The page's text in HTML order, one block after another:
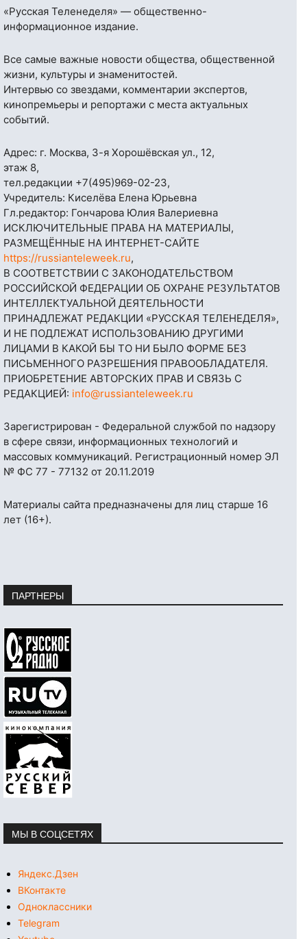
«Русская Теленеделя» — общественно-
информационное издание.
Все самые важные новости общества, общественной
жизни, культуры и знаменитостей.
Интервью со звездами, комментарии экспертов,
кинопремьеры и репортажи с места актуальных
событий.
Адрес: г. Москва, 3-я Хорошёвская ул., 12,
этаж 8,
тел.редакции +7(495)969-02-23,
Учредитель: Киселёва Елена Юрьевна
Гл.редактор: Гончарова Юлия Валериевна
ИСКЛЮЧИТЕЛЬНЫЕ ПРАВА НА МАТЕРИАЛЫ,
РАЗМЕЩЁННЫЕ НА ИНТЕРНЕТ-САЙТЕ
https://russianteleweek.ru,
В СООТВЕТСТВИИ С ЗАКОНОДАТЕЛЬСТВОМ
РОССИЙСКОЙ ФЕДЕРАЦИИ ОБ ОХРАНЕ РЕЗУЛЬТАТОВ
ИНТЕЛЛЕКТУАЛЬНОЙ ДЕЯТЕЛЬНОСТИ
ПРИНАДЛЕЖАТ РЕДАКЦИИ «РУССКАЯ ТЕЛЕНЕДЕЛЯ»,
И НЕ ПОДЛЕЖАТ ИСПОЛЬЗОВАНИЮ ДРУГИМИ
ЛИЦАМИ В КАКОЙ БЫ ТО НИ БЫЛО ФОРМЕ БЕЗ
ПИСЬМЕННОГО РАЗРЕШЕНИЯ ПРАВООБЛАДАТЕЛЯ.
ПРИОБРЕТЕНИЕ АВТОРСКИХ ПРАВ И СВЯЗЬ С
РЕДАКЦИЕЙ: info@russianteleweek.ru
Зарегистрирован - Федеральной службой по надзору
в сфере связи, информационных технологий и
массовых коммуникаций. Регистрационный номер ЭЛ
№ ФС 77 - 77132 от 20.11.2019
Материалы сайта предназначены для лиц старше 16
лет (16+).
ПАРТНЕРЫ
МЫ В СОЦСЕТЯХ
Яндекс.Дзен
ВКонтакте
Одноклассники
Telegram